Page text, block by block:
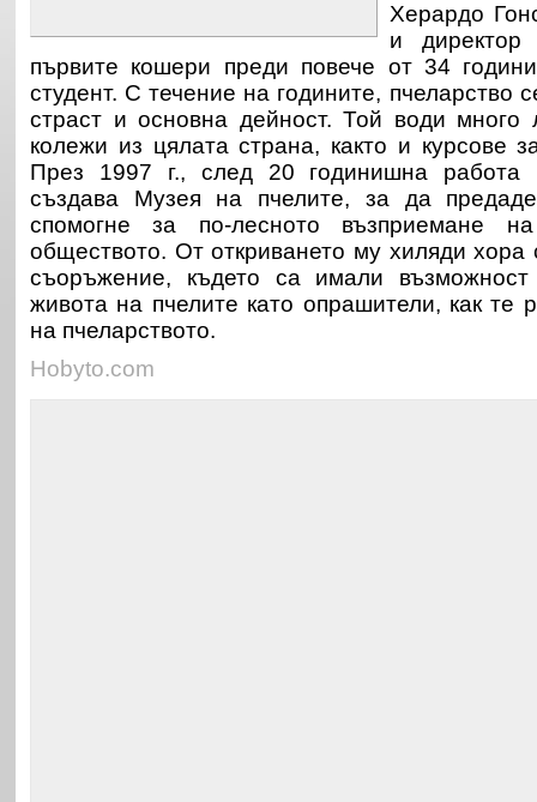
Херардо
и директор
първите кошери преди повече от 34
студент. С течение на годините, пчеларство
страст и основна дейност. Той води
колежи из цялата страна, както и курсове
През 1997 г., след 20 годинишна работа
създава Музея на пчелите, за да
спомогне за по-лесното възприемане
обществото. От откриването му хиляди
съоръжение, където са имали
живота на пчелите като опрашители, как те
на пчеларството.
Hobyto.com